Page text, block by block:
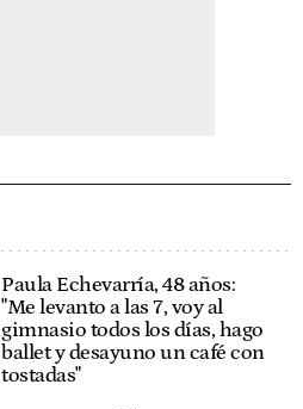
Paula Echevarría, 48 años:
"Me levanto a las 7, voy al
gimnasio todos los días, hago
ballet y desayuno un café con
tostadas"